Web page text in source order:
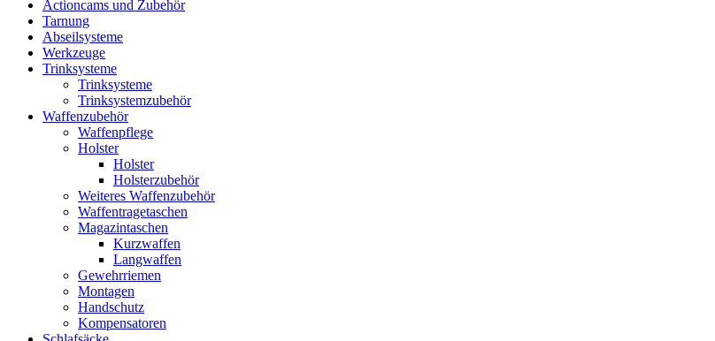
Actioncams und Zubehör
Tarnung
Abseilsysteme
Werkzeuge
Trinksysteme
Trinksysteme
Trinksystemzubehör
Waffenzubehör
Waffenpflege
Holster
Holster
Holsterzubehör
Weiteres Waffenzubehör
Waffentragetaschen
Magazintaschen
Kurzwaffen
Langwaffen
Gewehrriemen
Montagen
Handschutz
Kompensatoren